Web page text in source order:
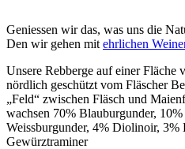
Geniessen wir das, was uns die
Den wir gehen mit ehrlichen
Unsere Rebberge auf einer Fläche
nördlich geschützt vom Fläscher
„Feld“ zwischen Fläsch und
wachsen 70% Blauburgunder,
Weissburgunder, 4% Diolinoir,
Gewürztraminer